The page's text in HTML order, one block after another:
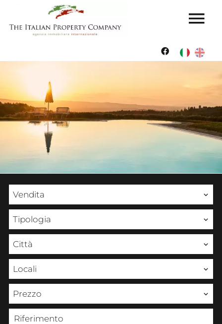
Vendita
Tipologia
Città
Locali
Prezzo